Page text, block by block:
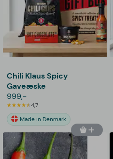
Chili Klaus Spicy
Gaveæske
999,-
4,7
Made in Denmark